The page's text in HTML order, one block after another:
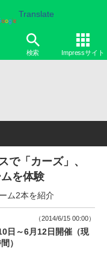
Translate
検索 Impressサイト
で「カーズ」、
を体験
ム2本を紹介
（2014/6/15 00:00）
日～6月12日開催（現
）